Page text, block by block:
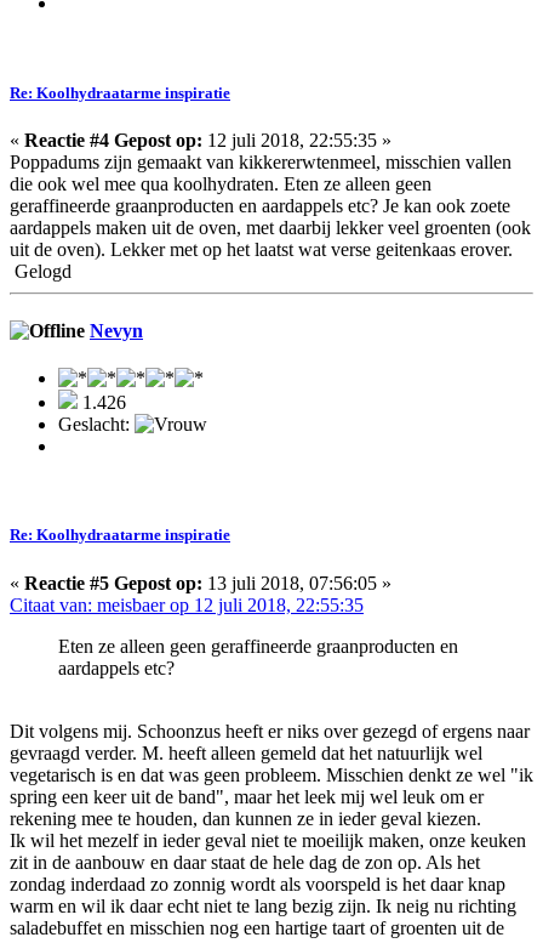
Re: Koolhydraatarme inspiratie
« Reactie #4 Gepost op: 12 juli 2018, 22:55:35 »
Poppadums zijn gemaakt van kikkererwtenmeel, misschien vallen
die ook wel mee qua koolhydraten. Eten ze alleen geen
geraffineerde graanproducten en aardappels etc? Je kan ook zoete
aardappels maken uit de oven, met daarbij lekker veel groenten (ook
uit de oven). Lekker met op het laatst wat verse geitenkaas erover.
Gelogd
Nevyn
1.426
Geslacht:
Re: Koolhydraatarme inspiratie
« Reactie #5 Gepost op: 13 juli 2018, 07:56:05 »
Citaat van: meisbaer op 12 juli 2018, 22:55:35
Eten ze alleen geen geraffineerde graanproducten en
aardappels etc?
Dit volgens mij. Schoonzus heeft er niks over gezegd of ergens naar
gevraagd verder. M. heeft alleen gemeld dat het natuurlijk wel
vegetarisch is en dat was geen probleem. Misschien denkt ze wel "ik
spring een keer uit de band", maar het leek mij wel leuk om er
rekening mee te houden, dan kunnen ze in ieder geval kiezen.
Ik wil het mezelf in ieder geval niet te moeilijk maken, onze keuken
zit in de aanbouw en daar staat de hele dag de zon op. Als het
zondag inderdaad zo zonnig wordt als voorspeld is het daar knap
warm en wil ik daar echt niet te lang bezig zijn. Ik neig nu richting
saladebuffet en misschien nog een hartige taart of groenten uit de